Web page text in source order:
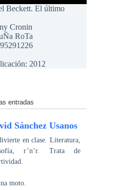
Beckett. El último
Cronin
RoTa
2012
entradas
Sánchez Usanos
en clase. Literatura,
r’n’r. Trata de
moto.